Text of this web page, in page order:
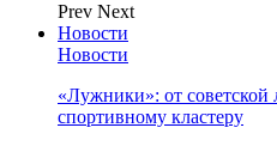
Prev Next
Новости
Новости
«Лужники»: от
спортивному кластеру